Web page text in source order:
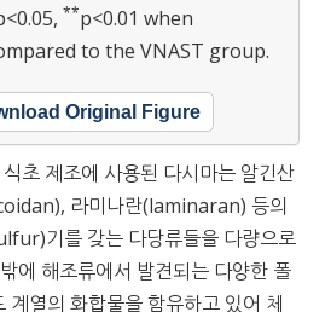
**p<0.01 when
to the VNAST group.
Original Figure
초 제조에 사용된 다시마는 알긴산
라미나란(laminaran) 등의
기를 갖는 다당류들을 다량으로
에 해조류에서 발견되는 다양한 폴
계열의 화합물을 함유하고 있어 체